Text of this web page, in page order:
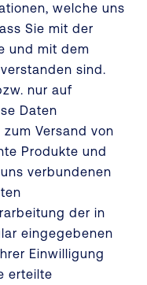
welche uns
Sie mit der
und mit dem
sind.
nur auf
Daten
Versand von
Produkte und
verbundenen
der in
eingegebenen
Einwilligung
erteilte